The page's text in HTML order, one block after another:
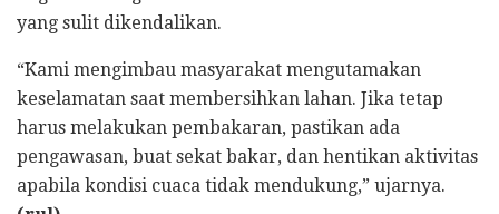
yang sulit dikendalikan.
“Kami mengimbau masyarakat mengutamakan
keselamatan saat membersihkan lahan. Jika tetap
harus melakukan pembakaran, pastikan ada
pengawasan, buat sekat bakar, dan hentikan aktivitas
apabila kondisi cuaca tidak mendukung,” ujarnya.